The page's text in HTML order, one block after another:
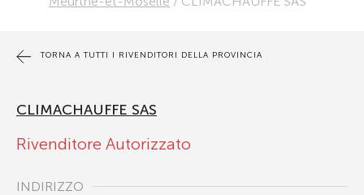
TORNA A TUTTI I RIVENDITORI DELLA PROVINCIA
CLIMACHAUFFE SAS
Rivenditore Autorizzato
INDIRIZZO